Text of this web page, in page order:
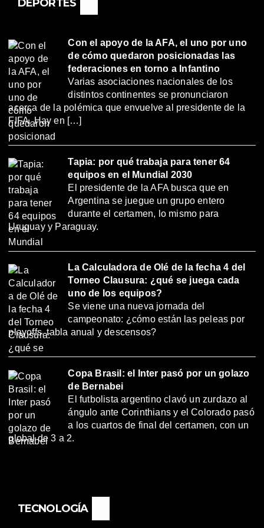
DEPORTES
Con el apoyo de la AFA, el uno por uno
de cómo quedaron posicionadas las
federaciones en torno a Infantino
Varias asociaciones nacionales de los
distintos continentes se pronunciaron
acerca de la polémica que envuelve al presidente de la
FIFA. Hay en […]
Tapia: por qué trabaja para tener 64
equipos en el Mundial 2030
El presidente de la AFA busca que en
Argentina se juegue un grupo entero
durante el certamen, lo mismo para
Uruguay y Paraguay.
La Calculadora de Olé de la fecha 4 del
Torneo Clausura: ¿qué se juega cada
uno de los equipos?
Se viene una nueva jornada del
campeonato: ¿cómo están las peleas por
playoffs, tabla anual y descensos?
Copa Brasil: el Inter pasó por un golazo
de Bernabei
El futbolista argentino clavó un zurdazo al
ángulo ante Corinthians y el Colorado pasó
a los cuartos de final del certamen, con un
global de 3 a 2.
TECNOLOGÍA